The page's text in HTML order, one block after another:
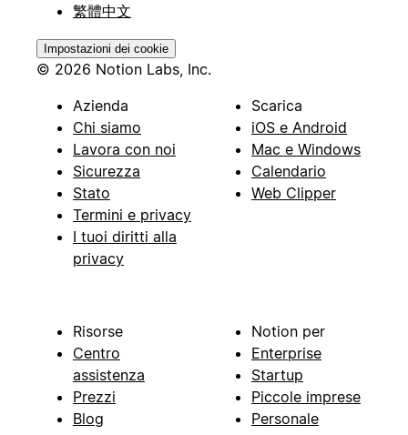
繁體中文
Impostazioni dei cookie
© 2026 Notion Labs, Inc.
Azienda
Chi siamo
Lavora con noi
Sicurezza
Stato
Termini e privacy
I tuoi diritti alla
privacy
Scarica
iOS e Android
Mac e Windows
Calendario
Web Clipper
Risorse
Centro
assistenza
Prezzi
Blog
Notion per
Enterprise
Startup
Piccole imprese
Personale